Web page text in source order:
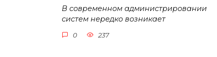
В современном администрировании
систем нередко возникает
0 237